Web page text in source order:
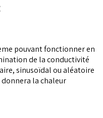
pouvant fonctionner en
de la conductivité
sinusoïdal ou aléatoire
la chaleur